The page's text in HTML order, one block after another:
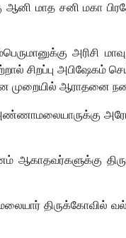
ஆனி மாத சனி மகா
அரிசி மாவு
சிறப்பு அபிஷேகம்
முறையில் ஆராதனை
ஆகாதவர்களுக்கு
திருக்கோவில்